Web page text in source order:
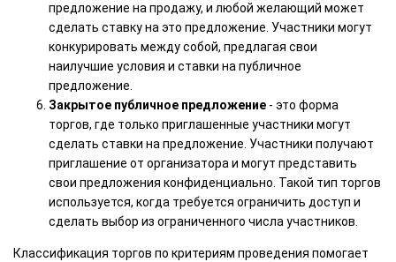
предложение на продажу, и любой желающий может
сделать ставку на это предложение. Участники могут
конкурировать между собой, предлагая свои
наилучшие условия и ставки на публичное
предложение.
Закрытое публичное предложение - это форма
торгов, где только приглашенные участники могут
сделать ставки на предложение. Участники получают
приглашение от организатора и могут представить
свои предложения конфиденциально. Такой тип торгов
используется, когда требуется ограничить доступ и
сделать выбор из ограниченного числа участников.
Классификация торгов по критериям проведения помогает